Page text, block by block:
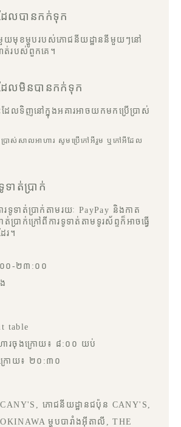
ែលបានកក់ទុក
មួយមុខម្ហូបរបស់ភោជនីយដ្ឋាននីមួយៗនៅ
របស់ពួកគេ។
ែលមិនបានកក់ទុក
ដែលទិញនៅក្នុងអគារអាចយកមកប្រើប្រាស់
ប្រាស់សាលអាហារ សូមប្រើកៅអីរួម ឬកៅអីដែល
ទាត់ប្រាក់
ទូទាត់ប្រាក់តាមរយៈ PayPay និងកាត
រាក់ក្រៅពីការទូទាត់តាមទូរស័ព្ទក៏អាចធ្វើ
រ។
:០០-២៣:០០
table
ហារចុងក្រោយ៖ ៨:០០ យប់
ក្រោយ៖ ២០:៣០
ភោជនីយដ្ឋានជប៉ុន CANY'S,
ម្ហូបបារាំងអ៊ីតាលី, THE